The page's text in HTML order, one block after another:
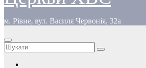
м. Рівне, вул. Василя Червонія, 32а